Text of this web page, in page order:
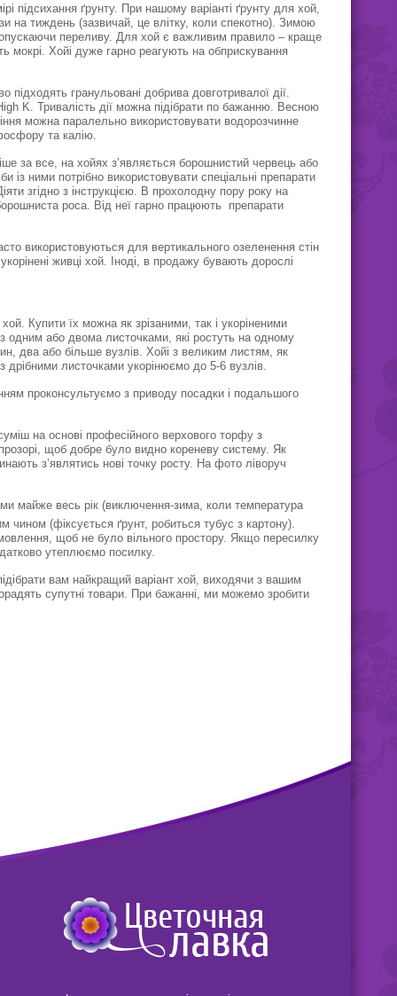
підсихання ґрунту. При нашому варіанті ґрунту для хой,
на тиждень (зазвичай, це влітку, коли спекотно). Зимою
переливу. Для хой є важливим правило – краще
мокрі. Хойі дуже гарно реагують на обприскування
підходять гранульовані добрива довготривалої дії.
K. Тривалість дії можна підібрати по бажанню. Весною
можна паралельно використовувати водорозчинне
та калію.
за все, на хойях з’являється борошнистий червець або
із ними потрібно використовувати спеціальні препарати
згідно з інструкцією. В прохолодну пору року на
роса. Від неї гарно працюють препарати
використовуються для вертикального озеленення стін
живці хой. Іноді, в продажу бувають дорослі
Купити їх можна як зрізаними, так і укоріненими
або двома листочками, які ростуть на одному
два або більше вузлів. Хойі з великим листям, як
листочками укорінюємо до 5-6 вузлів.
проконсультуємо з приводу посадки і подальшого
на основі професійного верхового торфу з
щоб добре було видно кореневу систему. Як
з’являтись нові точку росту. На фото ліворуч
майже весь рік (виключення-зима, коли температура
(фіксується ґрунт, робиться тубус з картону).
щоб не було вільного простору. Якщо пересилку
утеплюємо посилку.
вам найкращий варіант хой, виходячи з вашим
супутні товари. При бажанні, ми можемо зробити